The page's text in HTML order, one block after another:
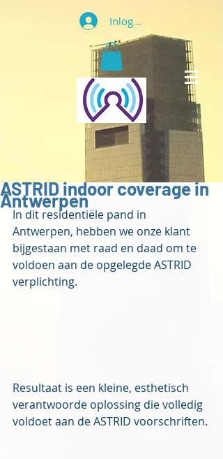
Inloggen
ASTRID indoor coverage in
Antwerpen
In dit residentiële pand in
Antwerpen, hebben we onze klant
bijgestaan met raad en daad om te
voldoen aan de opgelegde ASTRID
verplichting.
Resultaat is een kleine, esthetisch
verantwoorde oplossing die volledig
voldoet aan de ASTRID voorschriften.